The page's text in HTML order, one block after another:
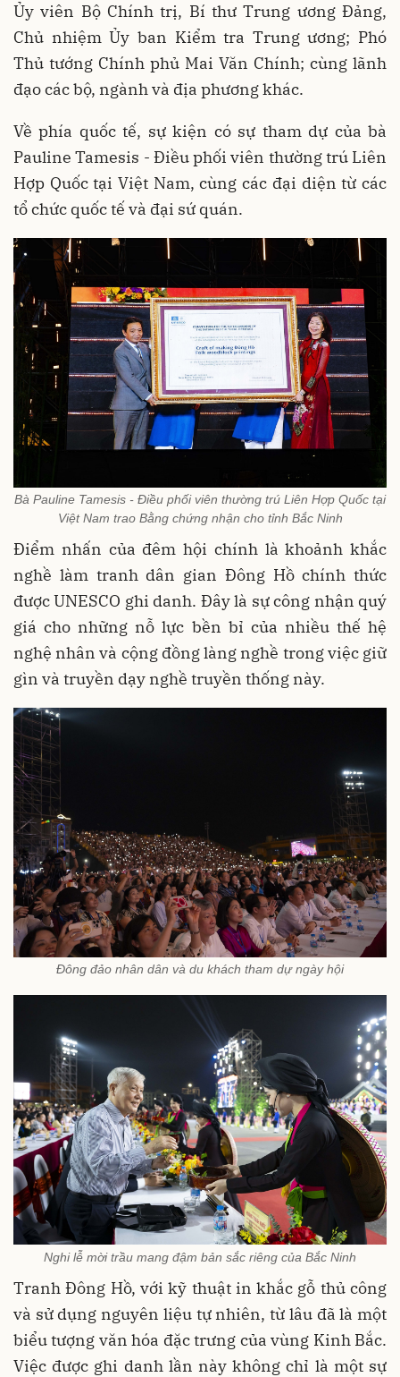
Ủy viên Bộ Chính trị, Bí thư Trung ương Đảng,
Chủ nhiệm Ủy ban Kiểm tra Trung ương; Phó
Thủ tướng Chính phủ Mai Văn Chính; cùng lãnh
đạo các bộ, ngành và địa phương khác.
Về phía quốc tế, sự kiện có sự tham dự của bà
Pauline Tamesis - Điều phối viên thường trú Liên
Hợp Quốc tại Việt Nam, cùng các đại diện từ các
tổ chức quốc tế và đại sứ quán.
Bà Pauline Tamesis - Điều phối viên thường trú Liên Hợp Quốc tại
Việt Nam trao Bằng chứng nhận cho tỉnh Bắc Ninh
Điểm nhấn của đêm hội chính là khoảnh khắc
nghề làm tranh dân gian Đông Hồ chính thức
được UNESCO ghi danh. Đây là sự công nhận quý
giá cho những nỗ lực bền bỉ của nhiều thế hệ
nghệ nhân và cộng đồng làng nghề trong việc giữ
gìn và truyền dạy nghề truyền thống này.
Đông đảo nhân dân và du khách tham dự ngày hội
Nghi lễ mời trầu mang đậm bản sắc riêng của Bắc Ninh
Tranh Đông Hồ, với kỹ thuật in khắc gỗ thủ công
và sử dụng nguyên liệu tự nhiên, từ lâu đã là một
biểu tượng văn hóa đặc trưng của vùng Kinh Bắc.
Việc được ghi danh lần này không chỉ là một sự